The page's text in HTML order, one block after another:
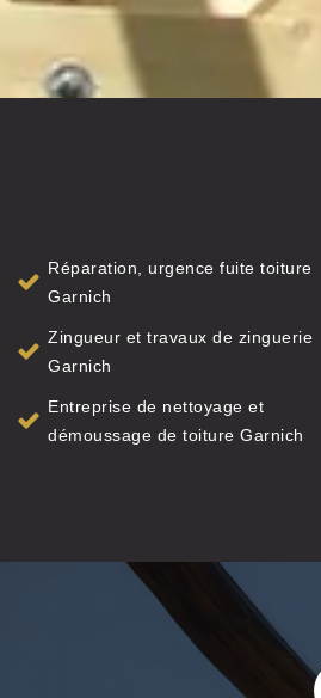
Réparation, urgence fuite toiture
Garnich
Zingueur et travaux de zinguerie
Garnich
Entreprise de nettoyage et
démoussage de toiture Garnich